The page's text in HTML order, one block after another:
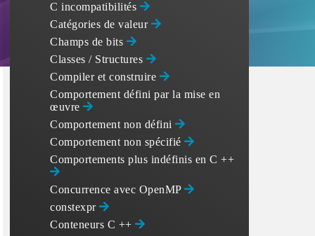
C incompatibilités
Catégories de valeur
Champs de bits
Classes / Structures
Compiler et construire
Comportement défini par la mise en
œuvre
Comportement non défini
Comportement non spécifié
Comportements plus indéfinis en C ++
Concurrence avec OpenMP
constexpr
Conteneurs C ++